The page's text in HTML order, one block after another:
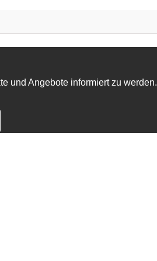
und Angebote informiert zu werden.